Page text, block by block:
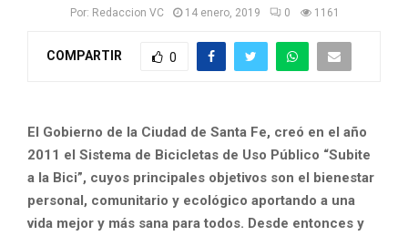
Por: Redaccion VC 14 enero, 2019 0 1161
COMPARTIR 0
El Gobierno de la Ciudad de Santa Fe, creó en el año
2011 el Sistema de Bicicletas de Uso Público “Subite
a la Bici”, cuyos principales objetivos son el bienestar
personal, comunitario y ecológico aportando a una
vida mejor y más sana para todos. Desde entonces y